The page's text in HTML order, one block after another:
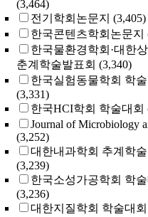
(3,464)
전기학회논문지 (3,405)
한국콘텐츠학회논문지
한국물환경학회·대한
춘계학술발표회 (3,340)
한국실험동물학회 학
(3,331)
한국HCI학회 학술대회
Journal of Microbiology
(3,252)
대한내과학회 추계학
(3,239)
한국소성가공학회 학
(3,236)
대한지질학회 학술대회